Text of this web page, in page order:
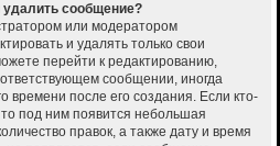
удалить сообщение?
или модератором
и удалять только свои
перейти к редактированию,
сообщении, иногда
времени после его создания. Если кто-
под ним появится небольшая
правок, а также дату и время